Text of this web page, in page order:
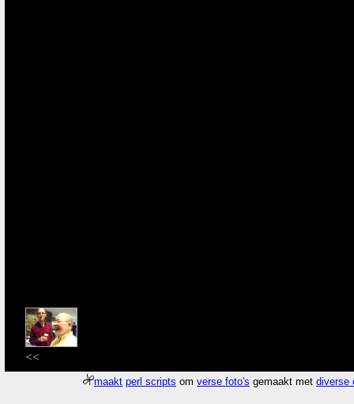
<<
maakt perl scripts omverse foto's gemaakt metdiverse